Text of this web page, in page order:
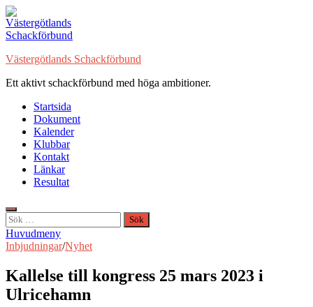
Hoppa
till
innehåll
Västergötlands Schackförbund
Ett aktivt schackförbund med höga ambitioner.
Startsida
Dokument
Kalender
Klubbar
Kontakt
Länkar
Resultat
Sök
efter:
Huvudmeny
Inbjudningar/Nyhet
Kallelse till kongress 25 mars 2023 i
Ulricehamn